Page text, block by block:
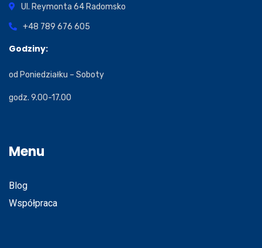
Ul. Reymonta 64 Radomsko
+48 789 676 605
Godziny:
od Poniedziałku – Soboty
godz. 9.00-17.00
Menu
Blog
Współpraca